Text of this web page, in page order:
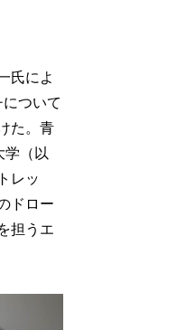
氏によ
ついて
た。青
学（以
レッ
ドロー
担うエ